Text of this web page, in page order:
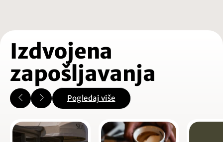
Izdvojena
zapošljavanja
Pogledaj više